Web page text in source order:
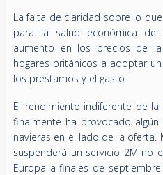
La falta de claridad sobre lo
para la salud económica
aumento en los precios de
hogares británicos a adoptar
los préstamos y el gasto.
El rendimiento indiferente de
finalmente ha provocado
navieras en el lado de la oferta.
suspenderá un servicio 2M no
Europa a finales de